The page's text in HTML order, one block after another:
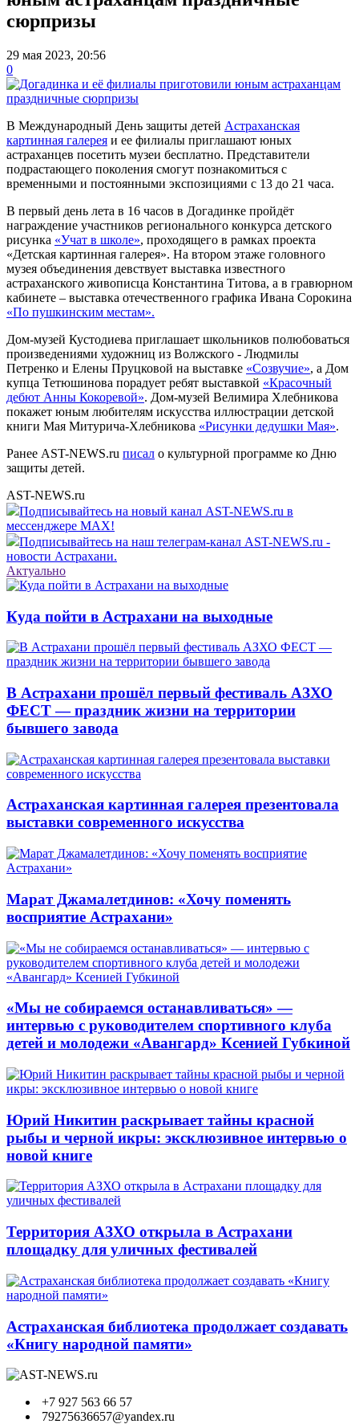
сюрпризы
29 мая 2023, 20:56
0
В Международный День защиты детей Астраханская
картинная галерея и ее филиалы приглашают юных
астраханцев посетить музеи бесплатно. Представители
подрастающего поколения смогут познакомиться с
временными и постоянными экспозициями с 13 до 21 часа.
В первый день лета в 16 часов в Догадинке пройдёт
награждение участников регионального конкурса детского
рисунка «Учат в школе», проходящего в рамках проекта
«Детская картинная галерея». На втором этаже головного
музея объединения девствует выставка известного
астраханского живописца Константина Титова, а в гравюрном
кабинете – выставка отечественного графика Ивана Сорокина
«По пушкинским местам».
Дом-музей Кустодиева приглашает школьников полюбоваться
произведениями художниц из Волжского - Людмилы
Петренко и Елены Пруцковой на выставке «Созвучие», а Дом
купца Тетюшинова порадует ребят выставкой «Красочный
дебют Анны Кокоревой». Дом-музей Велимира Хлебникова
покажет юным любителям искусства иллюстрации детской
книги Мая Митурича-Хлебникова «Рисунки дедушки Мая».
Ранее AST-NEWS.ru писал о культурной программе ко Дню
защиты детей.
AST-NEWS.ru
Подписывайтесь на новый канал AST-NEWS.ru в
мессенджере MAX!
Подписывайтесь на наш телеграм-канал AST-NEWS.ru -
новости Астрахани.
Актуально
Куда пойти в Астрахани на выходные
В Астрахани прошёл первый фестиваль АЗХО
ФЕСТ — праздник жизни на территории
бывшего завода
Астраханская картинная галерея презентовала
выставки современного искусства
Марат Джамалетдинов: «Хочу поменять
восприятие Астрахани»
«Мы не собираемся останавливаться» —
интервью с руководителем спортивного клуба
детей и молодежи «Авангард» Ксенией Губкиной
Юрий Никитин раскрывает тайны красной
рыбы и черной икры: эксклюзивное интервью о
новой книге
Территория АЗХО открыла в Астрахани
площадку для уличных фестивалей
Астраханская библиотека продолжает создавать
«Книгу народной памяти»
+7 927 563 66 57
79275636657@yandex.ru